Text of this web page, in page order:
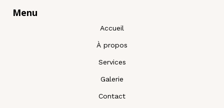
Menu
Accueil
À propos
Services
Galerie
Contact